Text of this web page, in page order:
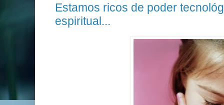
Estamos ricos de poder
espiritual...